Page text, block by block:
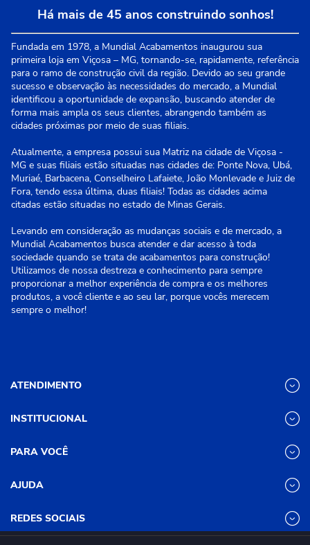
Há mais de 45 anos construindo sonhos!
Fundada em 1978, a Mundial Acabamentos inaugurou sua
primeira loja em Viçosa – MG, tornando-se, rapidamente, referência
para o ramo de construção civil da região. Devido ao seu grande
sucesso e observação às necessidades do mercado, a Mundial
identificou a oportunidade de expansão, buscando atender de
forma mais ampla os seus clientes, abrangendo também as
cidades próximas por meio de suas filiais.
Atualmente, a empresa possui sua Matriz na cidade de Viçosa -
MG e suas filiais estão situadas nas cidades de: Ponte Nova, Ubá,
Muriaé, Barbacena, Conselheiro Lafaiete, João Monlevade e Juiz de
Fora, tendo essa última, duas filiais! Todas as cidades acima
citadas estão situadas no estado de Minas Gerais.
Levando em consideração as mudanças sociais e de mercado, a
Mundial Acabamentos busca atender e dar acesso à toda
sociedade quando se trata de acabamentos para construção!
Utilizamos de nossa destreza e conhecimento para sempre
proporcionar a melhor experiência de compra e os melhores
produtos, a você cliente e ao seu lar, porque vocês merecem
sempre o melhor!
ATENDIMENTO
Segunda a Sexta das 8h às 17h30
Sábado das 8h às 12h
(31) 3611-8200 Loja Física
INSTITUCIONAL
Nossas Lojas
Programa de
Relacionamento
Trabalhe Conosco
PARA VOCÊ
Minha conta
Revistas
AJUDA
Dúvidas
REDES SOCIAIS